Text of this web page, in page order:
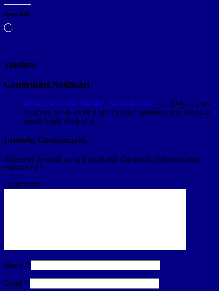
Apreciază:
Încarc...
Similare
Confirmări/Notificări
Myra, biserica Sf. Nicolae | Suflet de turist - […] Myra, satul
de acum, are de oferit și alte locuri ce amintesc antichitatea și
rotația lumii. Până să ne…
Introdu Comentariu
Adresa ta de email nu va fi publicată. Câmpurile obligatorii sunt
marcate cu *
Comentariu *
Nume *
Email *